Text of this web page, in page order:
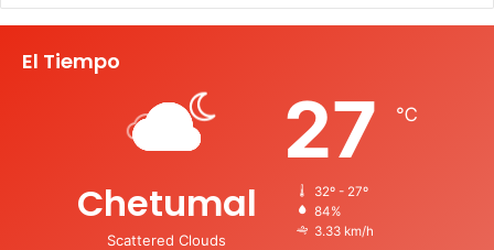
El Tiempo
Chetumal
Scattered Clouds
27 ℃
32º - 27º
84%
3.33 km/h